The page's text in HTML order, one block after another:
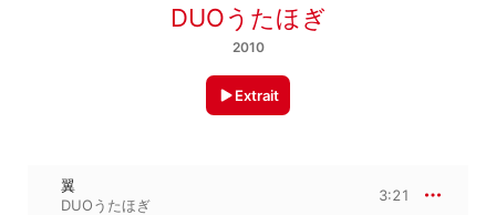
DUOうたほぎ
2010
Extrait
翼
DUOうたほぎ
3:21